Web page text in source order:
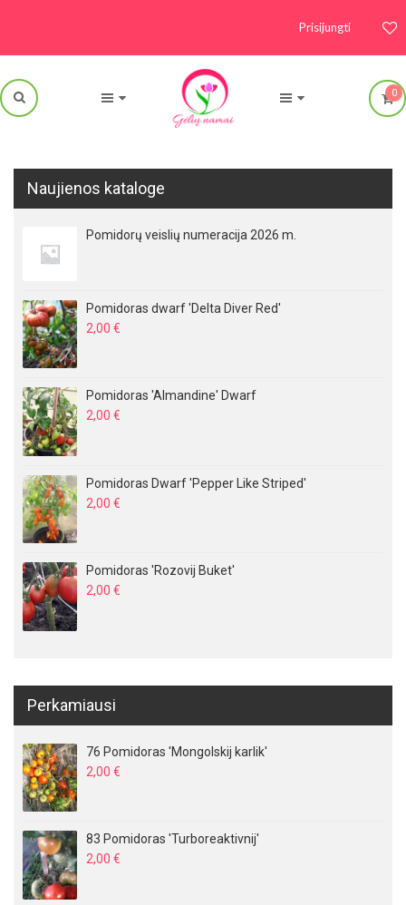
Prisijungti
0
Naujienos kataloge
Pomidorų veislių numeracija 2026 m.
Pomidoras dwarf 'Delta Diver Red'
2,00 €
Pomidoras 'Almandine' Dwarf
2,00 €
Pomidoras Dwarf 'Pepper Like Striped'
2,00 €
Pomidoras 'Rozovij Buket'
2,00 €
Perkamiausi
76 Pomidoras 'Mongolskij karlik'
2,00 €
83 Pomidoras 'Turboreaktivnij'
2,00 €